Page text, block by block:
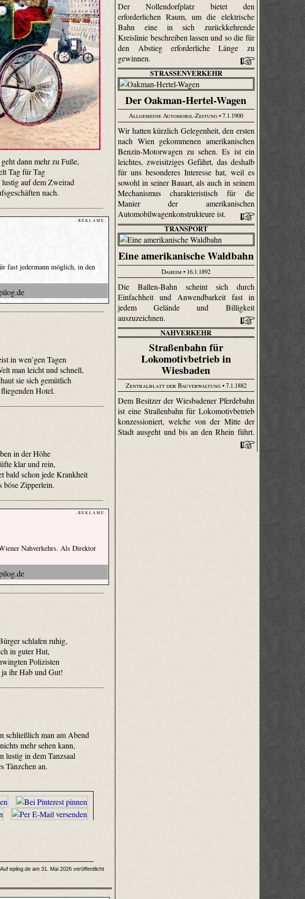
dann mehr zu Fuße,
Tag für Tag
auf dem Zweirad
nach.
- R E K L A M E -
fast jedermann möglich, in den
in wen’gen Tagen
man leicht und schnell,
sie sich gemütlich
Hotel.
in der Höhe
klar und rein,
bald schon jede Krankheit
böse Zipperlein.
- R E K L A M E -
Nahverkehrs. Als Direktor
schlafen ruhig,
in guter Hut,
Polizisten
ja ihr Hab und Gut!
schließlich man am Abend
mehr sehen kann,
lustig in dem Tanzsaal
Tänzchen an.
Auf epilog.de am 31. Mai 2026 veröffentlicht
Der Nollendorfplatz bietet den
erforderlichen Raum, um die elektrische
Bahn eine in sich zurückkehrende
Kreislinie beschreiben lassen und so die für
den Abstieg erforderliche Länge zu
gewinnen.
STRASSENVERKEHR
Der Oakman-Hertel-Wagen
Allgemeine Automobil-Zeitung• 7.1.1900
Wir hatten kürzlich Gelegenheit, den ersten
nach Wien gekommenen amerikanischen
Benzin-Motorwagen zu sehen. Es ist ein
leichtes, zweisitziges Gefährt, das deshalb
für uns besonderes Interesse hat, weil es
sowohl in seiner Bauart, als auch in seinem
Mechanismus charakteristisch für die
Manier der amerikanischen
Automobilwagenkonstrukteure ist.
TRANSPORT
Eine amerikanische Waldbahn
Daheim• 16.1.1892
Die Ballen-Bahn scheint sich durch
Einfachheit und Anwendbarkeit fast in
jedem Gelände und Billigkeit
auszuzeichnen.
NAHVERKEHR
Straßenbahn für
Lokomotivbetrieb in
Wiesbaden
Zentralblatt der Bauverwaltung• 7.1.1882
Dem Besitzer der Wiesbadener Pferdebahn
ist eine Straßenbahn für Loko­motiv­betrieb
konzessioniert, welche von der Mitte der
Stadt ausgeht und bis an den Rhein führt.